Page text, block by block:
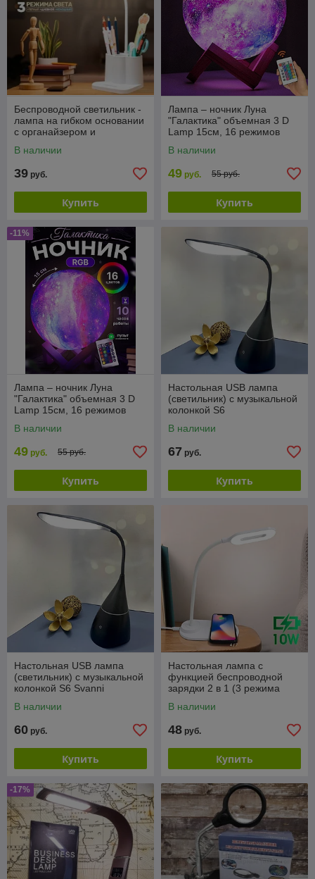
Беспроводной светильник -
лампа на гибком основании
с органайзером и
Настольный LED
В наличии
39 руб.
Купить
Лампа – ночник Луна
"Галактика" объемная 3 D
Lamp 15см, 16 режимов
В наличии
49 руб. 55 руб.
Купить
-11%
Лампа – ночник Луна
"Галактика" объемная 3 D
Lamp 15см, 16 режимов
В наличии
49 руб. 55 руб.
Купить
Настольная USB лампа
(светильник) с музыкальной
колонкой S6
В наличии
67 руб.
Купить
Настольная USB лампа
(светильник) с музыкальной
колонкой S6 Svanni
В наличии
60 руб.
Купить
Настольная лампа с
функцией беспроводной
зарядки 2 в 1 (3 режима
В наличии
48 руб.
Купить
-17%